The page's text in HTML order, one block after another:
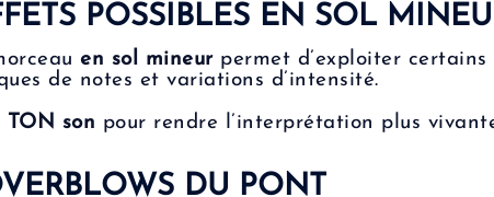
POSSIBLES EN SOL
en sol mineurpermet d’exploiter
de notes et variations d’intensité.
TON son pour rendre l’interprétation plus
DU PONT